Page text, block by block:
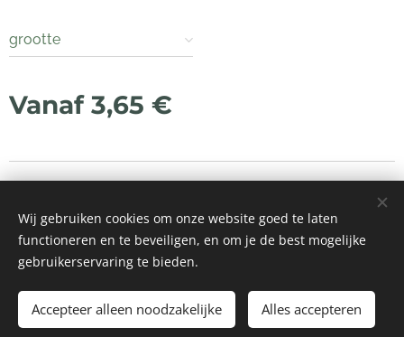
grootte
Vanaf 3,65 €
Toevoegen aan de winkelwagen
Webnode
Wij gebruiken cookies om onze website goed te laten
functioneren en te beveiligen, en om je de best mogelijke
gebruikerservaring te bieden.
Accepteer alleen noodzakelijke Alles accepteren